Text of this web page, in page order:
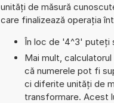
unități de măsură
care finalizează operația
În loc de '4^3' puteți
Mai mult,
că numerele pot fi
ci diferite unități de
transformare. Acest